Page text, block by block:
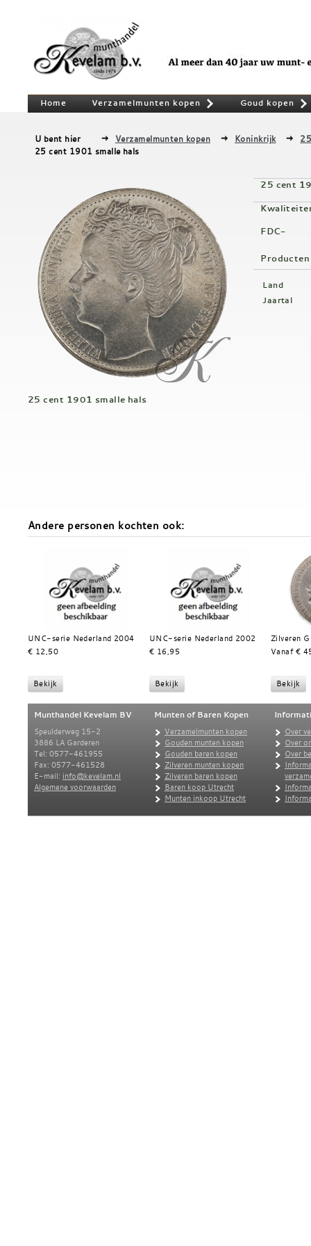
Home Verzamelmunten kopen Goud kopen
U bent hier Verzamelmunten kopen Koninkrijk
25 cent 1901 smalle hals
25 cent 1901 smalle hals
25 cent
FDC-
Land
Jaartal
Andere personen kochten ook:
UNC-serie Nederland 2004
€ 12,50
UNC-serie Nederland 2002
€ 16,95
Zilveren
Vanaf €
Munthandel Kevelam BV
Speulderweg 15-2
3886 LA Garderen
Tel: 0577-461955
Fax: 0577-461528
E-mail: info@kevelam.nl
Algemene voorwaarden
Munten of Baren Kopen
Verzamelmunten kopen
Gouden munten kopen
Gouden baren kopen
Zilveren munten kopen
Zilveren baren kopen
Baren koop Utrecht
Munten inkoop Utrecht
Over
Over
Over